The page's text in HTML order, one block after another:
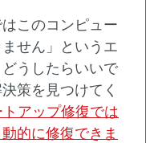
このコンピュー
せん」というエ
うしたらいいで
策を見つけてく
アップ修復では
的に修復できま